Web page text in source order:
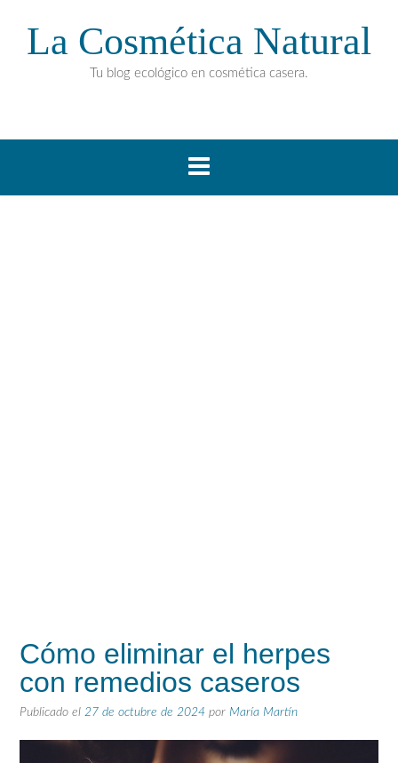
La Cosmética Natural
Tu blog ecológico en cosmética casera.
Cómo eliminar el herpes
con remedios caseros
Publicado el 27 de octubre de 2024 por María Martín